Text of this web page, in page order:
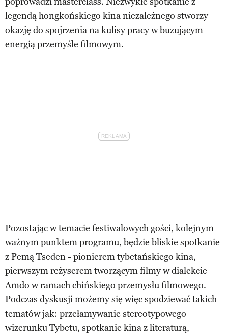
legendą hongkońskiego kina niezależnego stworzy
okazję do spojrzenia na kulisy pracy w buzującym
energią przemyśle filmowym.
Pozostając w temacie festiwalowych gości, kolejnym
ważnym punktem programu, będzie bliskie spotkanie
z Pemą Tseden - pionierem tybetańskiego kina,
pierwszym reżyserem tworzącym filmy w dialekcie
Amdo w ramach chińskiego przemysłu filmowego.
Podczas dyskusji możemy się więc spodziewać takich
tematów jak: przełamywanie stereotypowego
wizerunku Tybetu, spotkanie kina z literaturą,